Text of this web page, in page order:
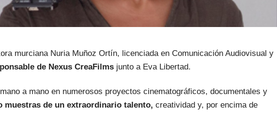
murciana Nuria Muñoz Ortín, licenciada en Comunicación Audiovisual y
de Nexus CreaFilms junto a Eva Libertad.
a mano en numerosos proyectos cinematográficos, documentales y
muestras de un extraordinario talento, creatividad y, por encima de